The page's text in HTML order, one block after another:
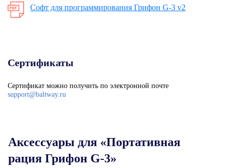
Софт для программирования Грифон G-3 v2
Сертификаты
Сертификат можно получить по электронной почте
support@baltway.ru
Аксессуары для «Портативная
рация Грифон G-3»